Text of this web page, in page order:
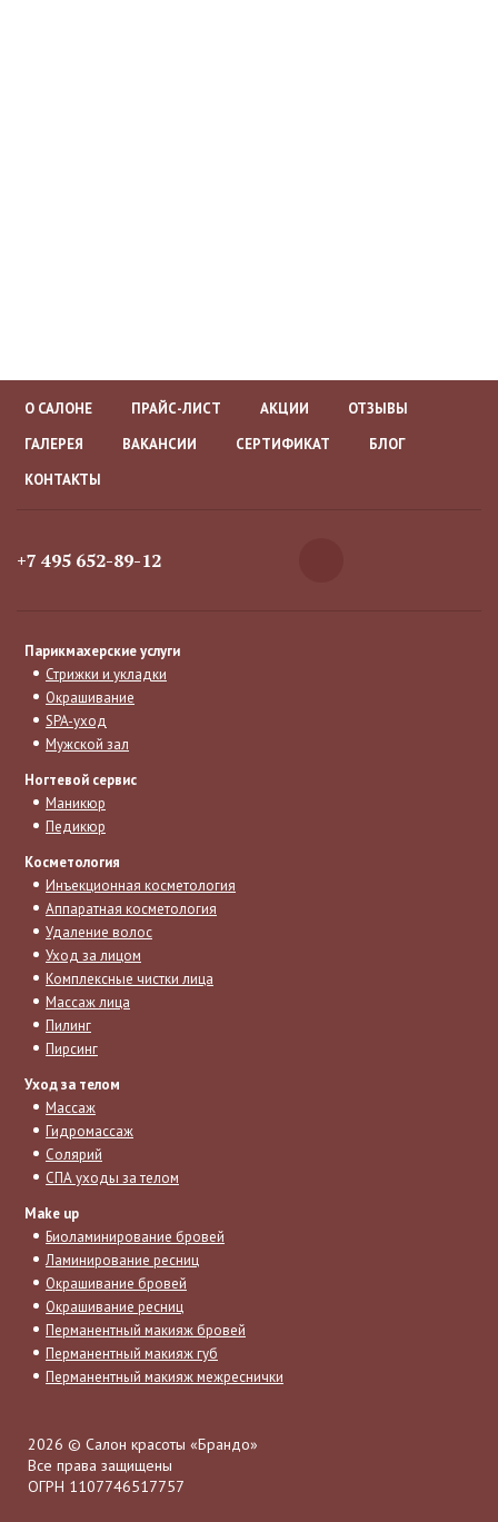
О САЛОНЕ ПРАЙС-ЛИСТ АКЦИИ
ОТЗЫВЫ
ГАЛЕРЕЯ
ВАКАНСИИ СЕРТИФИКАТ
БЛОГ
КОНТАКТЫ
+7 495 652-89-12
Парикмахерские услуги
Стрижки и укладки
Окрашивание
SPA-уход
Мужской зал
Ногтевой сервис
Маникюр
Педикюр
Косметология
Инъекционная косметология
Аппаратная косметология
Удаление волос
Уход за лицом
Комплексные чистки лица
Массаж лица
Пилинг
Пирсинг
Уход за телом
Массаж
Гидромассаж
Солярий
СПА уходы за телом
Make up
Биоламинирование бровей
Ламинирование ресниц
Окрашивание бровей
Окрашивание ресниц
Перманентный макияж бровей
Перманентный макияж губ
Перманентный макияж межреснички
2026 © Салон красоты «Брандо»
Все права защищены
ОГРН 1107746517757